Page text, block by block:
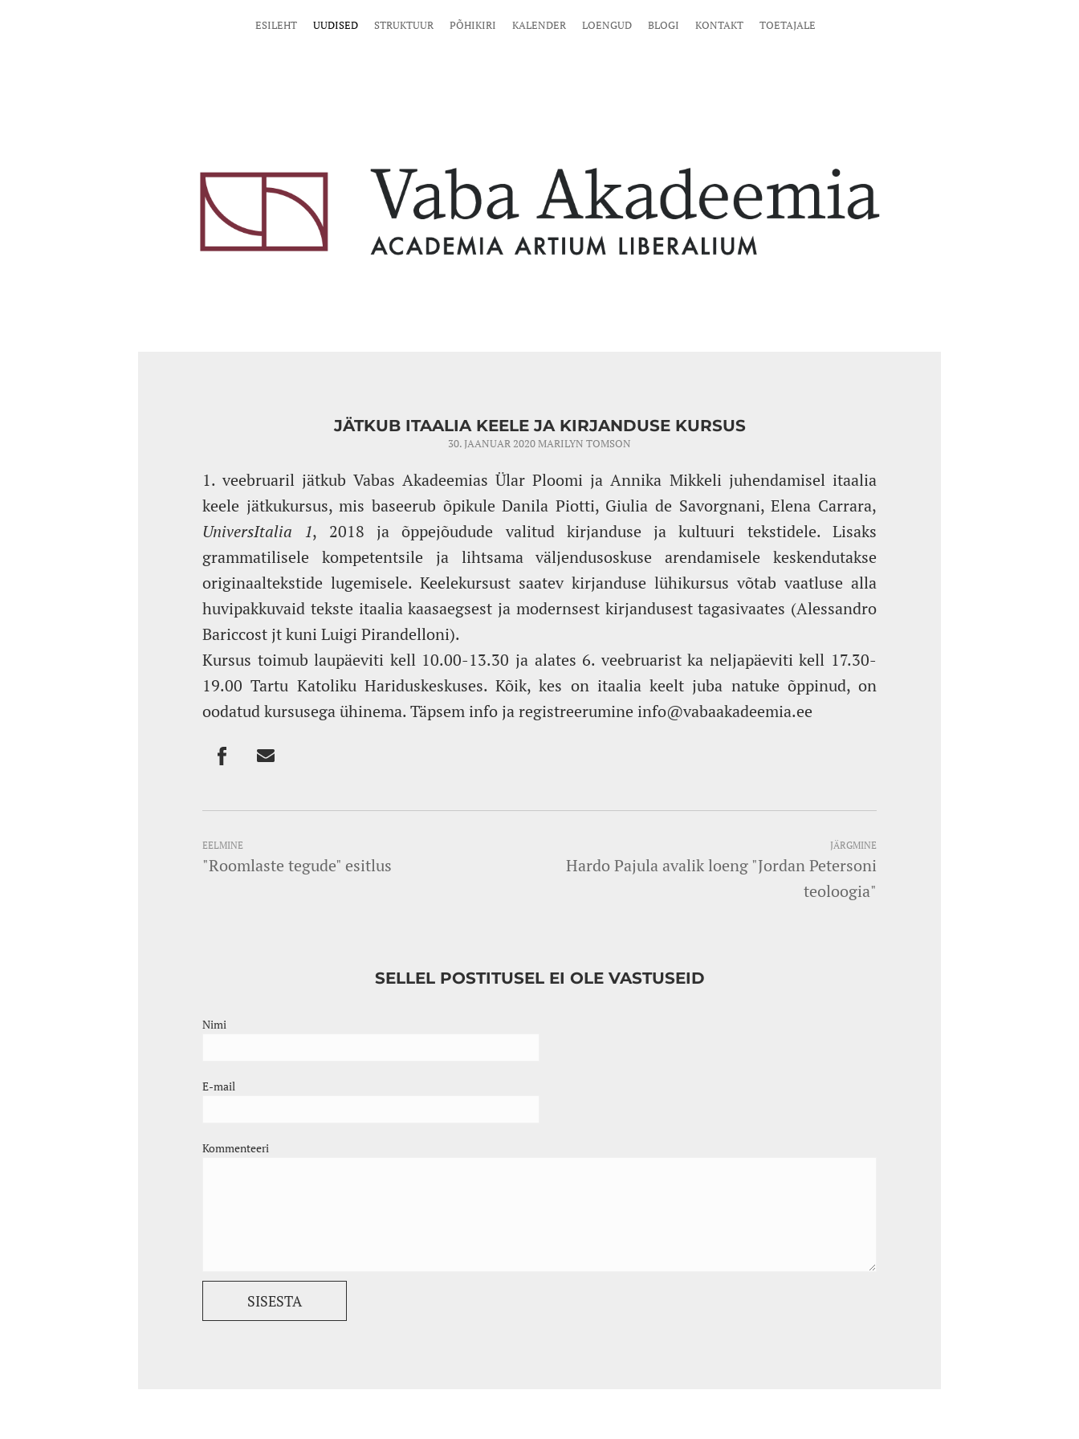
ESILEHT UUDISED STRUKTUUR PÕHIKIRI KALENDER LOENGUD BLOGI KONTAKT TOETAJALE
JÄTKUB ITAALIA KEELE JA KIRJANDUSE KURSUS
30. JAANUAR 2020MARILYN TOMSON
1. veebruaril jätkub Vabas Akadeemias Ülar Ploomi ja Annika Mikkeli juhendamisel itaalia
keele jätkukursus, mis baseerub õpikule Danila Piotti, Giulia de Savorgnani, Elena Carrara,
UniversItalia 1, 2018 ja õppejõudude valitud kirjanduse ja kultuuri tekstidele. Lisaks
grammatilisele kompetentsile ja lihtsama väljendusoskuse arendamisele keskendutakse
originaaltekstide lugemisele. Keelekursust saatev kirjanduse lühikursus võtab vaatluse alla
huvipakkuvaid tekste itaalia kaasaegsest ja modernsest kirjandusest tagasivaates (Alessandro
Bariccost jt kuni Luigi Pirandelloni).
Kursus toimub laupäeviti kell 10.00-13.30 ja alates 6. veebruarist ka neljapäeviti kell 17.30-
19.00 Tartu Katoliku Hariduskeskuses. Kõik, kes on itaalia keelt juba natuke õppinud, on
oodatud kursusega ühinema. Täpsem info ja registreerumine info@vabaakadeemia.ee
EELMINE
"Roomlaste tegude" esitlus
JÄRGMINE
Hardo Pajula avalik loeng "Jordan Petersoni
teoloogia"
SELLEL POSTITUSEL EI OLE VASTUSEID
Nimi
E-mail
Kommenteeri